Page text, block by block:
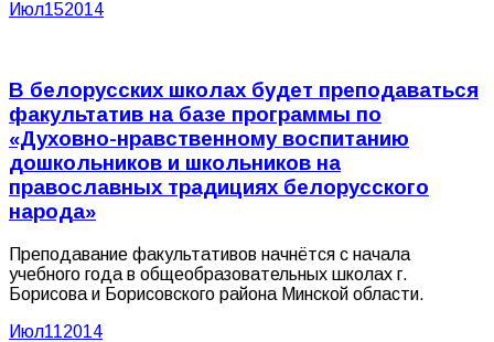
Июл152014
В белорусских школах будет преподаваться
факультатив на базе программы по
«Духовно-нравственному воспитанию
дошкольников и школьников на
православных традициях белорусского
народа»
Преподавание факультативов начнётся с начала
учебного года в общеобразовательных школах г.
Борисова и Борисовского района Минской области.
Июл112014